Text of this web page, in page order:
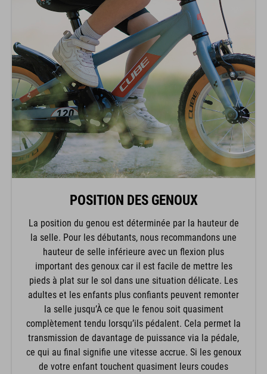
POSITION DES GENOUX
La position du genou est déterminée par la hauteur de
la selle. Pour les débutants, nous recommandons une
hauteur de selle inférieure avec un flexion plus
important des genoux car il est facile de mettre les
pieds à plat sur le sol dans une situation délicate. Les
adultes et les enfants plus confiants peuvent remonter
la selle jusqu’À ce que le fenou soit quasiment
complètement tendu lorsqu’ils pédalent. Cela permet la
transmission de davantage de puissance via la pédale,
ce qui au final signifie une vitesse accrue. Si les genoux
de votre enfant touchent quasiment leurs coudes